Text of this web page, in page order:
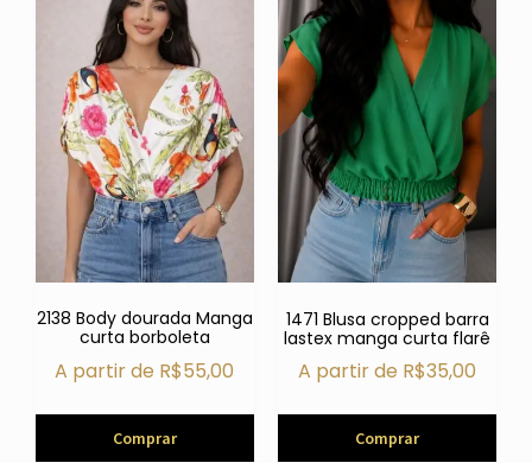
2138 Body dourada Manga
curta borboleta
A partir de R$55,00
Comprar
1471 Blusa cropped barra
lastex manga curta flarê
A partir de R$35,00
Comprar